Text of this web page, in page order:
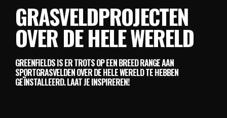
GRASVELDPROJECTEN
OVER DE HELE WERELD
GREENFIELDS IS ER TROTS OP EEN BREED RANGE AAN
SPORTGRASVELDEN OVER DE HELE WERELD TE HEBBEN
GEÏNSTALLEERD. LAAT JE INSPIREREN!